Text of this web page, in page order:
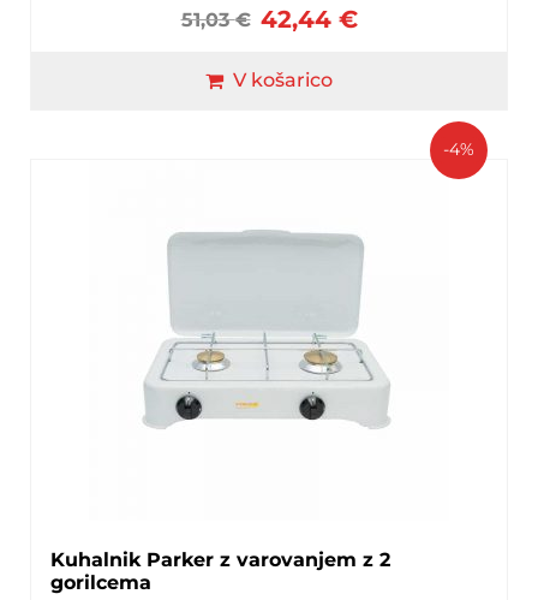
51,03€ 42,44€
V košarico
-4%
Kuhalnik Parker z varovanjem z 2
gorilcema